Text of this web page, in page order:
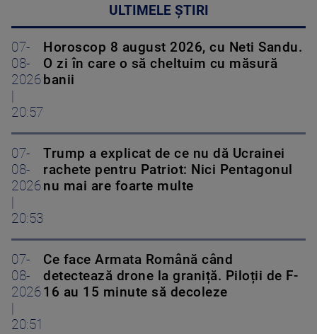
ULTIMELE ȘTIRI
07-
08-
2026
20:57
Horoscop 8 august 2026, cu Neti Sandu.
O zi în care o să cheltuim cu măsură
banii
07-
08-
2026
20:53
Trump a explicat de ce nu dă Ucrainei
rachete pentru Patriot: Nici Pentagonul
nu mai are foarte multe
07-
08-
2026
20:51
Ce face Armata Română când
detectează drone la graniță. Piloții de F-
16 au 15 minute să decoleze